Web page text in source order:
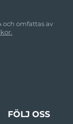
och omfattas av
FÖLJ OSS